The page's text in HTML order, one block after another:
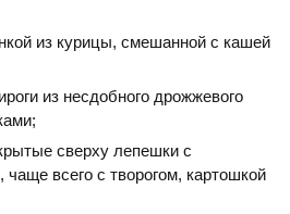
из курицы, смешанной с кашей
из несдобного дрожжевого
сверху лепешки с
всего с творогом, картошкой